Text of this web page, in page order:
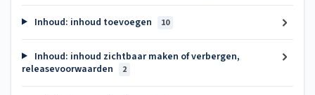
Inhoud: inhoud toevoegen 10
Inhoud: inhoud zichtbaar maken of verbergen,
releasevoorwaarden
2